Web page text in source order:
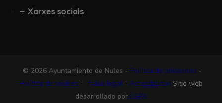
Xarxes socials
© 2026 Ayuntamiento de Nules - Política de privacidad -
Política de cookies - Aviso legal- Accesibilidad Sitio web
desarrollado por ESPA